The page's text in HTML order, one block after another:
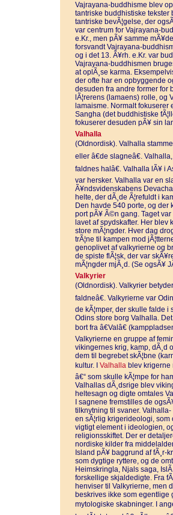
Vajrayana-buddhisme blev
tantriske buddhistiske tekster
tantriske bevÃ¦gelse, der
var centrum for Vajrayana-
e.Kr., men pÃ¥ samme
forsvandt Vajrayana-
og i det 13. Ã¥rh. e.Kr. var
Vajrayana-buddhismen
at oplÃ¸se karma.
der ofte har en opbyggende
desuden fra andre former for
lÃ¦rerens (lamaens) rolle,
lamaisme. Normalt fokuserer
Sangha (det buddhistiske
fokuserer desuden pÃ¥ sin
Valhalla
(Oldnordisk). Valhalla stammer
eller â€de slagneâ€.
faldnes halâ€. Valhalla lÃ¥ i
var hersker. Valhalla var en
Ã¥ndsvidenskabens
helte, der dÃ¸de Ã¦refuldt i
Den havde 540 porte, og der
port pÃ¥ Ã©n gang. Taget
lavet af spydskafter. Her blev
store mÃ¦ngder. Hver dag
trÃ¦ne til kampen mod
genoplivet af valkyrierne og
de spiste flÃ¦sk, der var
mÃ¦ngder mjÃ¸d. (Se ogsÃ¥
Valkyrier
(Oldnordisk). Valkyrier betyder
faldneâ€. Valkyrierne var
de kÃ¦mper, der skulle falde
Odins store borg Valhalla.
bort fra â€Valâ€
Valkyrierne en gruppe af
vikingernes krig, kamp, dÃ¸d
dem til begrebet skÃ¦bne
kultur. I Valhalla blev krigerne
â€“ som skulle kÃ¦mpe for
Valhallas dÃ¸dsrige blev
heltesagn og digte omtales
I sagnene fremstilles de
tilknytning til svaner.
en sÃ¦rlig krigerideologi,
vigtigt element i ideologien,
religionsskiftet. Der er
nordiske kilder fra
Island pÃ¥ baggrund af fÃ¸r-
som dygtige ryttere, og de
Heimskringla, Njals saga,
forskellige skjaldedigte. Fra
henviser til Valkyrierne, men
beskrives ikke som
mytologiske skabninger. I